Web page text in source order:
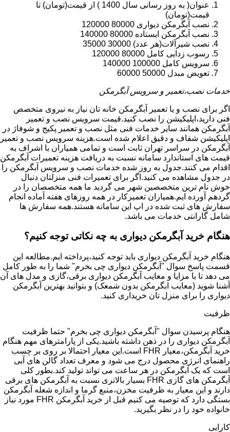
عنوان( به روز رسانی سال 1400 ) از قیمت(تومان) تا
قیمت(تومان)
نصب آبگرمکن دیواری 80000 120000
نصب آبگرمکن ایستاده 80000 140000
نصب شیرآلات(هر عدد) 30000 35000
رسوب زدایی کامل 80000 120000
سرویس کامل 100000 140000
تعویض مبدل 50000 60000
خدمات نصب،تعمیر و سرویس آبگرمکن
اگر برای نصب و یا تعمیر آبگرمکن خانه تان نیاز به نیروی متخصص
فنی دارید،اپلیکیشن را نصب کنید.قیمت سرویس نصب و تعمیر
آبگرمکن همانند سایر خدمات فنی مثل نصب و تعمیر پکیج و شوفاژ در
اپلیکیشن شفاف و دقیق اعلام شده است.هزینه سرویس نصب و تعمیر
آبگرمکن در سراسر تهران ثابت است و تمامی همیاران با اشراف به
قیمت های استاندارد سامانه نسبت به دریافت هزینه تعمیرات آبگرمکن
اقدام می کنند.جدول به روز شده خدمات نصب و سرویس آبگرمکن را
در جدول مشاهده می کنید.اگر برای تعمیرات فنی منزلتان دنبال
خوش نام ترین متخصصین شهر می گردید ما همه متخصصان را در
گردهم آورده ایم.همیاران تعمیرکار در همه روزهای هفته آماده انجام
سفارش های ثبت شده در اپ این سامانه هستند.همه سفارش ها
شامل گارانتی خدمات می باشد.
هنگام خرید آبگرمکن دیواری به چه نکاتی توجه کنیم؟
هنگام خرید آبگرمکن دیواری باید توجه کنید،پرداخته ایم.مطالعه این
قسمت پاسخ سوال "آبگرمکن دیواری چی بخرم" شما را به طور کامل
می دهد تا با مزایا و معایب آبگرمکن دیواری برقی،گازی و مدل های آن
آشنا شوید (معایب ابگرمکن بدون شمعک) و بتوانید بهترین آبگرمکن
دیواری را برای منزل تان خریداری کنید.
ظرفیت
هنگام پرسیدن سوال "آبگرمکن دیواری چی بخرم" حتما ظرفیت
آبگرمکن دیواری را در ذهن داشته باشید.یکی از پارامترهای مهم هنگام
خرید آبگرمکن،معیار FHR است.این معیار احتمالا بر روی بر چسب
راهنمای انرژی محصول درج می شود و معرف تعداد گالن های آبی
است که یک آبگرمکن در هر ساعت می تواند تولید کند.بطور کلی
آبگرمکن های گازی FHR بسیار بالاتری نسبت به آبگرمکن های برقی
دارند و این معیار به ظرفیت مخزن،منبع گرما و اندازه شعله آبگرمکن
بستگی دارد که توصیه می کنیم قبل از خرید آبگرمکن FHR مورد نیاز
خانواده خود را در نظر بگیرید.
کارایی